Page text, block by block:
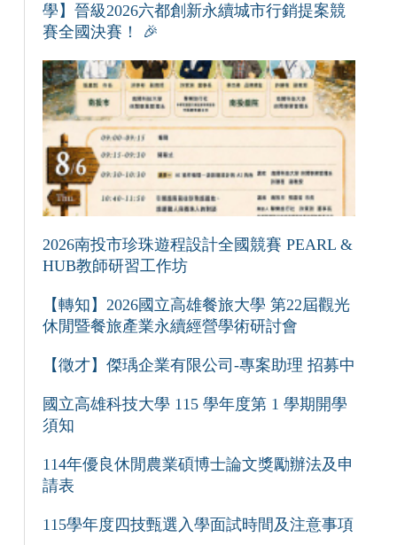
學】晉級2026六都創新永續城市行銷提案競
賽全國決賽！ 🎉
2026南投市珍珠遊程設計全國競賽 PEARL &
HUB教師研習工作坊
【轉知】2026國立高雄餐旅大學 第22屆觀光
休閒暨餐旅產業永續經營學術研討會
【徵才】傑瑀企業有限公司-專案助理 招募中
國立高雄科技大學 115 學年度第 1 學期開學
須知
114年優良休閒農業碩博士論文獎勵辦法及申
請表
115學年度四技甄選入學面試時間及注意事項